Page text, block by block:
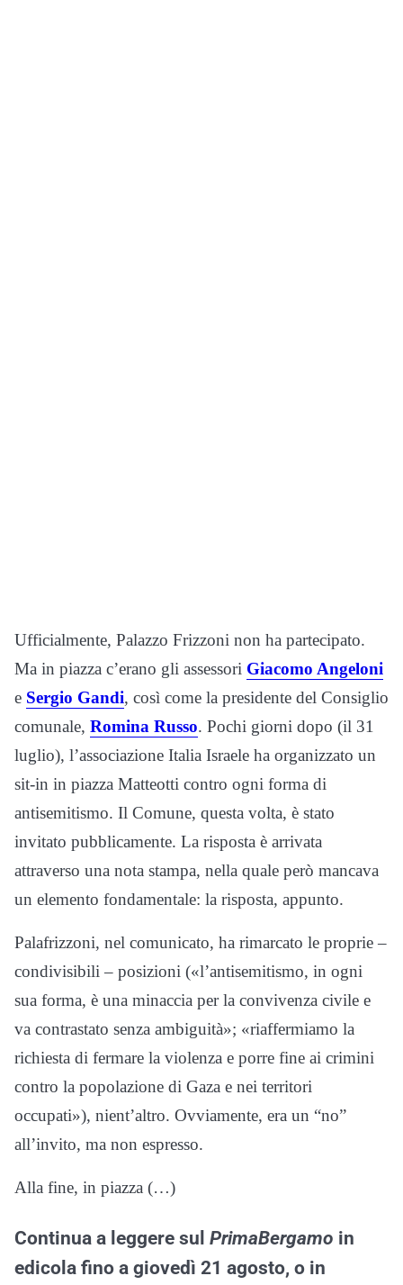
Ufficialmente, Palazzo Frizzoni non ha partecipato.
Ma in piazza c’erano gli assessori Giacomo Angeloni
e Sergio Gandi, così come la presidente del Consiglio
comunale, Romina Russo. Pochi giorni dopo (il 31
luglio), l’associazione Italia Israele ha organizzato un
sit-in in piazza Matteotti contro ogni forma di
antisemitismo. Il Comune, questa volta, è stato
invitato pubblicamente. La risposta è arrivata
attraverso una nota stampa, nella quale però mancava
un elemento fondamentale: la risposta, appunto.
Palafrizzoni, nel comunicato, ha rimarcato le proprie –
condivisibili – posizioni («l’antisemitismo, in ogni
sua forma, è una minaccia per la convivenza civile e
va contrastato senza ambiguità»; «riaffermiamo la
richiesta di fermare la violenza e porre fine ai crimini
contro la popolazione di Gaza e nei territori
occupati»), nient’altro. Ovviamente, era un “no”
all’invito, ma non espresso.
Alla fine, in piazza (…)
Continua a leggere sul PrimaBergamo in
edicola fino a giovedì 21 agosto, o in